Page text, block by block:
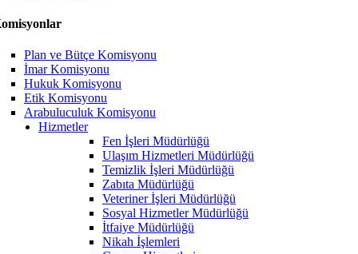
Plan ve Bütçe Komisyonu
İmar Komisyonu
Hukuk Komisyonu
Etik Komisyonu
Arabuluculuk Komisyonu
Hizmetler
Fen İşleri Müdürlüğü
Ulaşım Hizmetleri Müdürlüğü
Temizlik İşleri Müdürlüğü
Zabıta Müdürlüğü
Veteriner İşleri Müdürlüğü
Sosyal Hizmetler Müdürlüğü
İtfaiye Müdürlüğü
Nikah İşlemleri